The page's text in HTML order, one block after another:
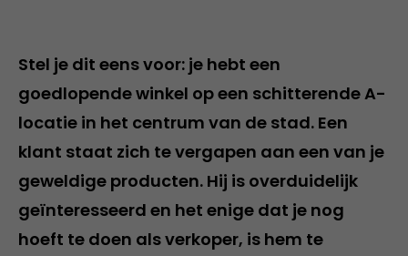
Stel je dit eens voor: je hebt een
goedlopende winkel op een schitterende A-
locatie in het centrum van de stad. Een
klant staat zich te vergapen aan een van je
geweldige producten. Hij is overduidelijk
geïnteresseerd en het enige dat je nog
hoeft te doen als verkoper, is hem te